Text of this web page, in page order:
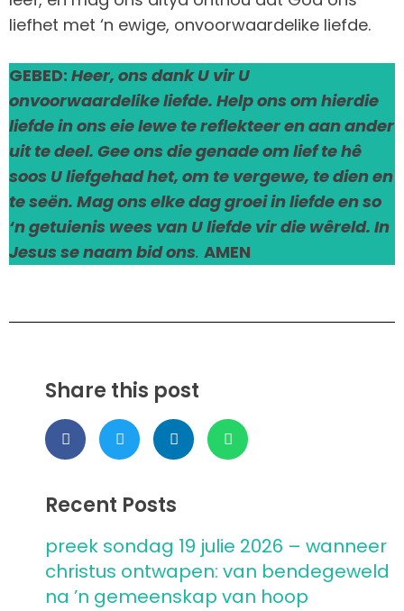
liefhet met ‘n ewige, onvoorwaardelike liefde.
GEBED: Heer, ons dank U vir U
onvoorwaardelike liefde. Help ons om hierdie
liefde in ons eie lewe te reflekteer en aan ander
uit te deel. Gee ons die genade om lief te hê
soos U liefgehad het, om te vergewe, te dien en
te seën. Mag ons elke dag groei in liefde en so
‘n getuienis wees van U liefde vir die wêreld. In
Jesus se naam bid ons. AMEN
Share this post
Recent Posts
preek sondag 19 julie 2026 – wanneer
christus ontwapen: van bendegeweld
na ’n gemeenskap van hoop